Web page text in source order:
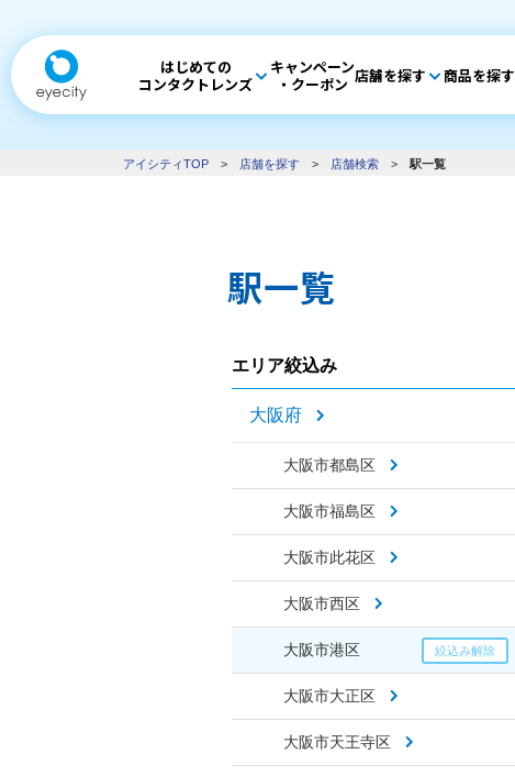
はじめての
コンタクトレンズ
キャンペーン
・クーポン 店舗を探す 商品を探す
アイシティTOP > 店舗を探す > 店舗検索 > 駅一覧
駅一覧
エリア絞込み
大阪府
大阪市都島区
大阪市福島区
大阪市此花区
大阪市西区
大阪市港区
大阪市大正区
大阪市天王寺区